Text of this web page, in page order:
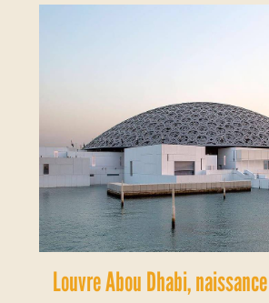
Louvre Abou Dhabi,